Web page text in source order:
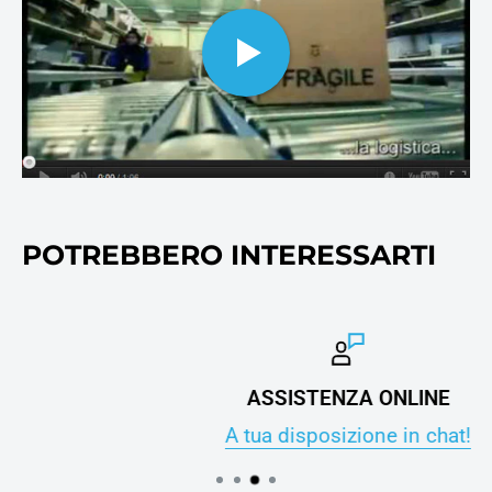
cosnumabili di stampa, oltre
ovviamente alla carta per
stampanti e fotocopie.
POTREBBERO INTERESSARTI
ASSISTENZA ONLINE
A tua disposizione in chat!